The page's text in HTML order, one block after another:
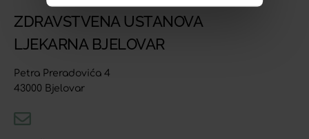
ZDRAVSTVENA USTANOVA
LJEKARNA BJELOVAR
Petra Preradovića 4
43000 Bjelovar